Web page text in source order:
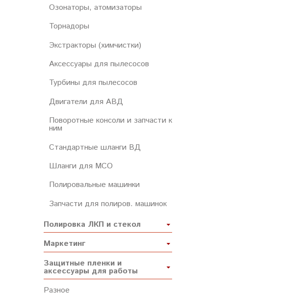
Озонаторы, атомизаторы
Торнадоры
Экстракторы (химчистки)
Аксессуары для пылесосов
Турбины для пылесосов
Двигатели для АВД
Поворотные консоли и запчасти к
ним
Стандартные шланги ВД
Шланги для МСО
Полировальные машинки
Запчасти для полиров. машинок
Полировка ЛКП и стекол
Маркетинг
Защитные пленки и
аксессуары для работы
Разное